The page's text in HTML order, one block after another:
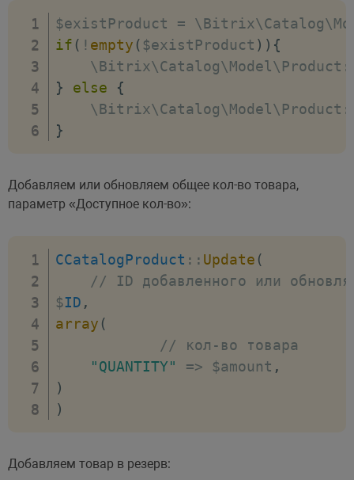
$existProduct =
if ( ! empty ( $existProduct ) ) {
    \Bitrix\Catalog\Model\Product
:
}
else
{
    \Bitrix\Catalog\Model\Product
:
}
Добавляем или обновляем общее кол-во товара,
параметр «Доступное кол-во»:
CCatalogProduct : : Update (
// ID добавленного или
$ID ,
array (
// кол-во товара
"QUANTITY"
=> $amount ,
)
)
Добавляем товар в резерв: